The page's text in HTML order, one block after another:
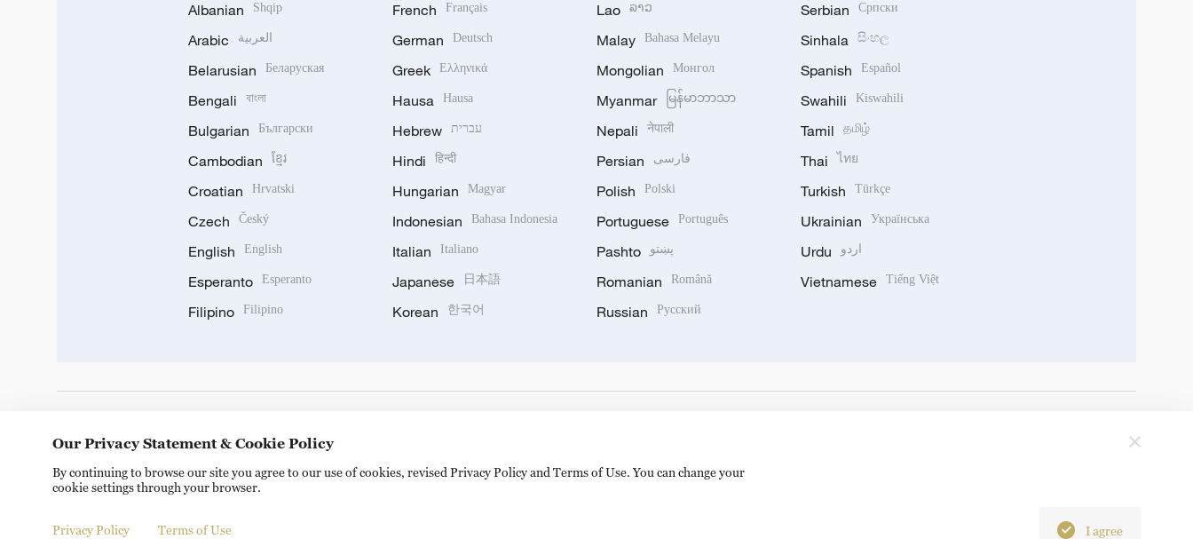
Albanian Shqip
Arabic العربية
Belarusian Беларуская
Bengali বাংলা
Bulgarian Български
Cambodian ខ្មែរ
Croatian Hrvatski
Czech Český
English English
Esperanto Esperanto
Filipino Filipino
French Français
German Deutsch
Greek Ελληνικά
Hausa Hausa
Hebrew עברית
Hindi हिन्दी
Hungarian Magyar
Indonesian Bahasa Indonesia
Italian Italiano
Japanese 日本語
Korean 한국어
Lao ລາວ
Malay Bahasa Melayu
Mongolian Монгол
Myanmar မြန်မာဘာသာ
Nepali नेपाली
Persian فارسی
Polish Polski
Portuguese Português
Pashto پښتو
Romanian Română
Russian Русский
Serbian Српски
Sinhala සිංහල
Spanish Español
Swahili Kiswahili
Tamil தமிழ்
Thai ไทย
Turkish Türkçe
Ukrainian Українська
Urdu اردو
Vietnamese Tiếng Việt
Copyright © 2024 CGTN. 京ICP备20000184号
Our Privacy Statement & Cookie Policy
By continuing to browse our site you agree to our use of cookies, revised Privacy Policy and Terms of Use. You can change your
cookie settings through your browser.
Privacy Policy Terms of Use I agree